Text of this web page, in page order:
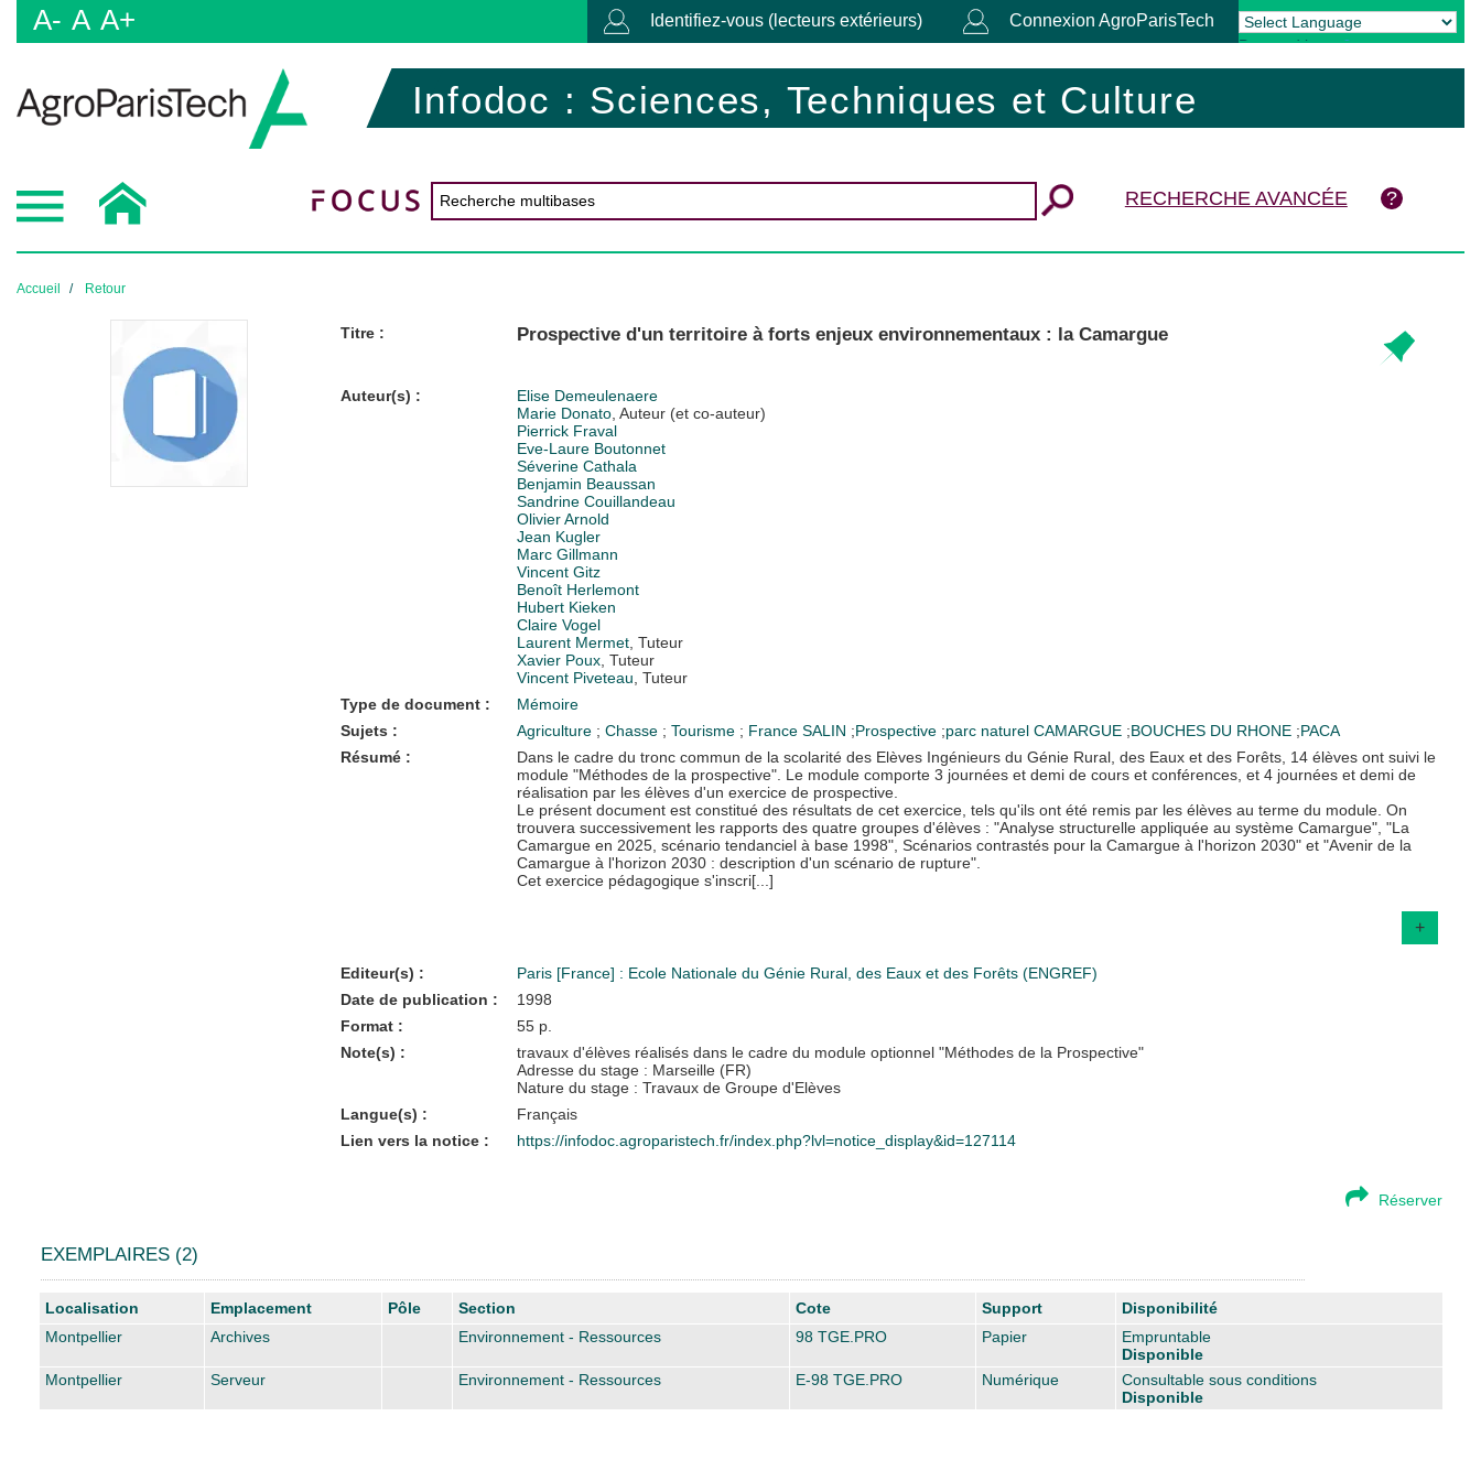
A- A A+ Identifiez-vous (lecteurs extérieurs) Connexion AgroParisTech
Powered by Translate
Infodoc : Sciences, Techniques et Culture
RECHERCHE AVANCÉE
Accueil Retour
Titre : Prospective d'un territoire à forts enjeux environnementaux : la Camargue
Auteur(s) :
Elise Demeulenaere
Marie Donato, Auteur (et co-auteur)
Pierrick Fraval
Eve-Laure Boutonnet
Séverine Cathala
Benjamin Beaussan
Sandrine Couillandeau
Olivier Arnold
Jean Kugler
Marc Gillmann
Vincent Gitz
Benoît Herlemont
Hubert Kieken
Claire Vogel
Laurent Mermet, Tuteur
Xavier Poux, Tuteur
Vincent Piveteau , Tuteur
Type de document :
Mémoire
Sujets :
Agriculture ; Chasse ; Tourisme ; France SALIN ;Prospective ;parc naturel CAMARGUE ;BOUCHES DU RHONE ;PACA
Résumé :
Dans le cadre du tronc commun de la scolarité des Elèves Ingénieurs du Génie Rural, des Eaux et des Forêts, 14 élèves ont suivi le
module "Méthodes de la prospective". Le module comporte 3 journées et demi de cours et conférences, et 4 journées et demi de
réalisation par les élèves d'un exercice de prospective.
Le présent document est constitué des résultats de cet exercice, tels qu'ils ont été remis par les élèves au terme du module. On
trouvera successivement les rapports des quatre groupes d'élèves : "Analyse structurelle appliquée au système Camargue", "La
Camargue en 2025, scénario tendanciel à base 1998", Scénarios contrastés pour la Camargue à l'horizon 2030" et "Avenir de la
Camargue à l'horizon 2030 : description d'un scénario de rupture".
Cet exercice pédagogique s'inscri[...]
+
Editeur(s) :
Paris [France] : Ecole Nationale du Génie Rural, des Eaux et des Forêts (ENGREF)
Date de publication :
1998
Format :
55 p.
Note(s) :
travaux d'élèves réalisés dans le cadre du module optionnel "Méthodes de la Prospective"
Adresse du stage : Marseille (FR)
Nature du stage : Travaux de Groupe d'Elèves
Langue(s) :
Français
Lien vers la notice :
https://infodoc.agroparistech.fr/index.php?lvl=notice_display&id=127114
Réserver
EXEMPLAIRES (2)
Liste des exemplaires
Localisation Emplacement Pôle Section Cote Support
Disponibilité
Montpellier
Archives Environnement - Ressources 98 TGE.PRO Papier
Empruntable
Disponible
Montpellier
Serveur Environnement - Ressources E-98 TGE.PRO Numérique
Consultable sous conditions
Disponible